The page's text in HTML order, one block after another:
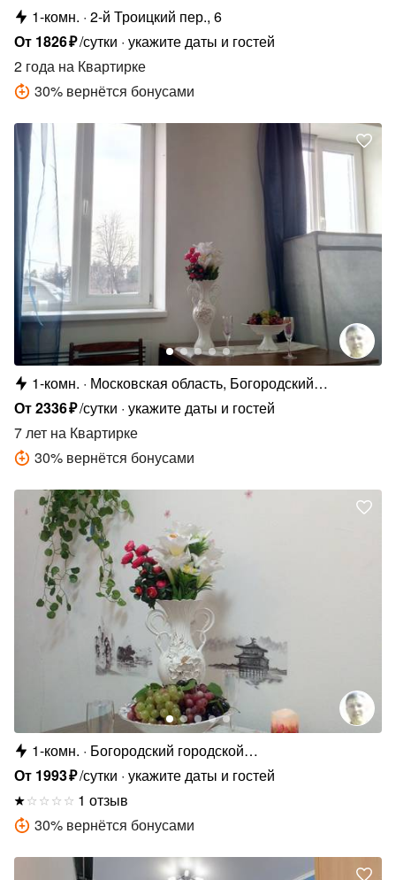
1-комн. 2-й Троицкий пер., 6
От 1826₽/сутки укажите даты и гостей
2 года на Квартирке
30% вернётся бонусами
1-комн.
Московская область, Богородский
городской округ,Комсомольская улица, 48
От2336₽/сутки укажите даты и гостей
7 лет на Квартирке
30% вернётся бонусами
1-комн.
Богородский городской
округ,Комсомольская улица, 48
От 1993₽/сутки укажите даты и гостей
1 отзыв
30% вернётся бонусами